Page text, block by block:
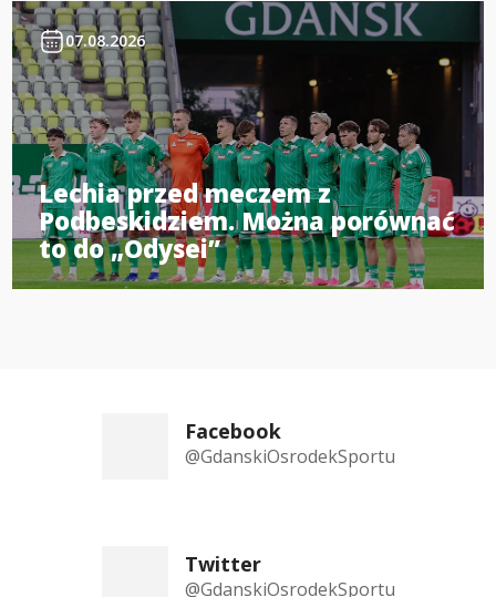
07.08.2026
Lechia przed meczem z
Podbeskidziem. Można porównać
to do „Odysei”
Facebook
@GdanskiOsrodekSportu
Twitter
@GdanskiOsrodekSportu